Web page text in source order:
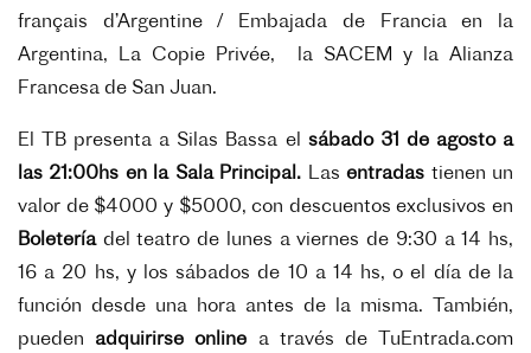
français d’Argentine / Embajada de Francia en la
Argentina, La Copie Privée, la SACEM y la Alianza
Francesa de San Juan.
El TB presenta a Silas Bassa el sábado 31 de agosto a
las 21:00hs en la Sala Principal. Lasentradas tienen un
valor de $4000 y $5000, con descuentos exclusivos en
Boleteríadel teatro de lunes a viernes de 9:30 a 14 hs,
16 a 20 hs, y los sábados de 10 a 14 hs, o el día de la
función desde una hora antes de la misma. También,
pueden adquirirse online a través de TuEntrada.com